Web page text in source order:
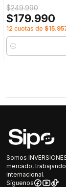
$249.990
$179.990
12 cuotas de
Cantidad
Somos
mercado,
internacional.
Síguenos